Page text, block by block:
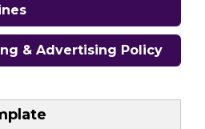
& Advertising Policy